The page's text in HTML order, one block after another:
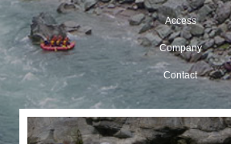
Access
Company
Contact